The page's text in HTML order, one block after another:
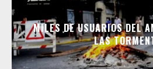
MILES DE USUARIOS DEL
LAS